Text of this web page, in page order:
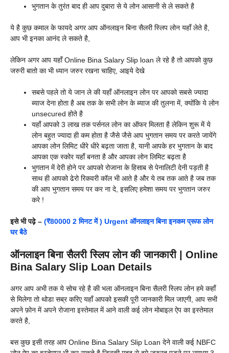
भुगतान के तुरंत बाद ही आप दुबारा से ये लोन आसानी से ले सकते है
ये है कुछ कमाल के फायदे अगर आप ऑनलाइन बिना सैलरी स्लिप लोन यहाँ लेते है,
आप भी इनका आनंद ले सकते है,
लेकिन अगर आप यहाँ Online Bina Salary Slip loan ले रहे है तो आपको कुछ
जरुरी बातो का भी ध्यान जरुर रखना चाहिए, आइये देखे
सबसे पहले तो ये जान ले की यहाँ ऑनलाइन लोन पर आपको सबसे ज्यादा
ब्याज देना होता है अब तक के सभी लोन के ब्याज की तुलना में, क्योंकि ये लोन
unsecured होते है
यहाँ आपको 3 लाख तक पर्सनल लोन का ऑफर मिलता है लेकिन शुरू में ये
लोन बहुत ज्यादा ही कम होता है जैसे जैसे आप भुगतान समय पर करते जायेंगे
आपका लोन लिमिट धीरे धीरे बढ़ता जाता है, यानी आपके हर भुगतान के बाद
आपका एक स्कोर यहाँ बनता है और आपका लोन लिमिट बढ़ता है
भुगतान में देरी होने पर आपको रोजाना के हिसाब से पेनालिटी देनी पड़ती है
साथ ही आपको ढेरो रिकवरी कॉल भी आते है और ये तब तक आते है जब तक
की आप भुगतान समय पर कर ना दे, इसलिए हमेशा समय पर भुगतान जरुर
करे !
इसे भी पढ़े – (₹80000 2 मिनट में ) Urgent ऑनलाइन बिना इनकम प्रूफ लोन
घर बैठे
ऑनलाइन बिना सैलरी स्लिप लोन की जानकारी | Online
Bina Salary Slip Loan Details
अगर आप अभी तक ये सोच रहे है की भला ऑनलाइन बिना सैलरी स्लिप लोन हमे कहाँ
से मिलेगा तो थोडा सब्र करिए यहाँ आपको इसकी पूरी जानकारी मिल जाएगी, आप सभी
अपने फ़ोन में अपने रोजाना इस्तेमाल में आने वाली कई लोन मोबाइल ऐप का इस्तेमाल
करते है,
बस कुछ इसी तरह आप Online Bina Salary Slip Loan देने वाली कई NBFC